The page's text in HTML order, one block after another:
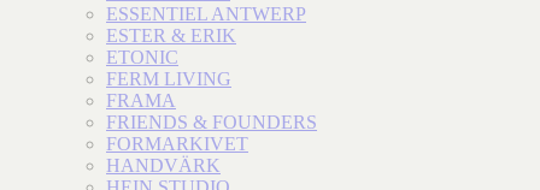
ESSENTIEL ANTWERP
ESTER & ERIK
ETONIC
FERM LIVING
FRAMA
FRIENDS & FOUNDERS
FORMARKIVET
HANDVÄRK